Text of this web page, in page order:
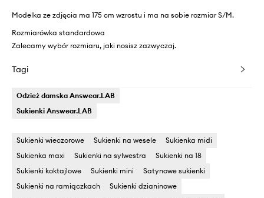
Modelka ze zdjęcia ma 175 cm wzrostu i ma na sobie rozmiar S/M.
Rozmiarówka standardowa
Zalecamy wybór rozmiaru, jaki nosisz zazwyczaj.
Tagi
Odzież damska Answear.LAB
Sukienki Answear.LAB
Sukienki wieczorowe Sukienki na wesele
Sukienka midi
Sukienka maxi
Sukienki na sylwestra
Sukienki na 18
Sukienki koktajlowe
Sukienki mini
Satynowe sukienki
Sukienki na ramiączkach
Sukienki dzianinowe